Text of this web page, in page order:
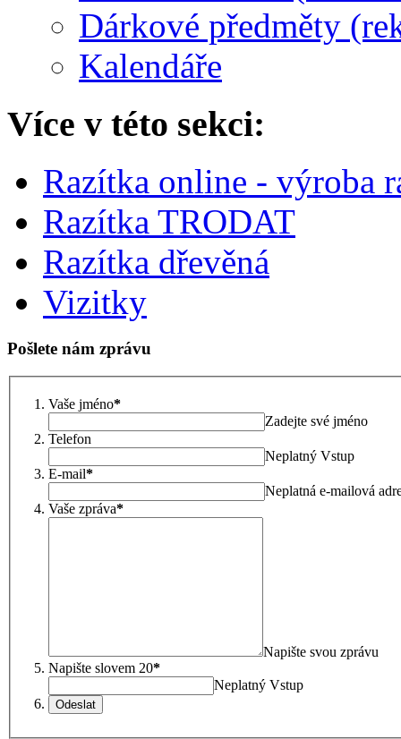
Dárkové předměty
Kalendáře
Více v této sekci:
Razítka online - výroba
Razítka TRODAT
Razítka dřevěná
Vizitky
Pošlete nám zprávu
Vaše jméno*
Zadejte své jméno
Telefon
Neplatný Vstup
E-mail*
Neplatná e-mailová
Vaše zpráva*
Napište svou zprávu
Napište slovem 20*
Neplatný Vstup
Odeslat